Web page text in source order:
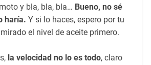
y bla, bla, bla… Bueno, no sé
haría. Y si lo haces, espero por tu
el nivel de aceite primero.
la velocidad no lo es todo, claro